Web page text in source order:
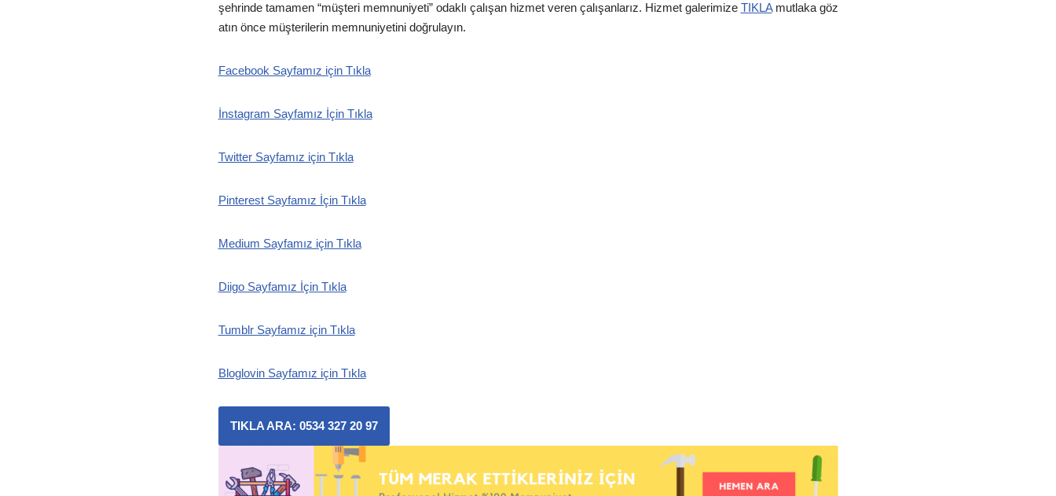
şehrinde tamamen “müşteri memnuniyeti” odaklı çalışan hizmet veren çalışanlarız. Hizmet galerimize TIKLAmutlaka göz
atın önce müşterilerin memnuniyetini doğrulayın.
Facebook Sayfamız için Tıkla
İnstagram Sayfamız İçin Tıkla
Twitter Sayfamız için Tıkla
Pinterest Sayfamız İçin Tıkla
Medium Sayfamız için Tıkla
Diigo Sayfamız İçin Tıkla
Tumblr Sayfamız için Tıkla
Bloglovin Sayfamız için Tıkla
TIKLA ARA: 0534 327 20 97